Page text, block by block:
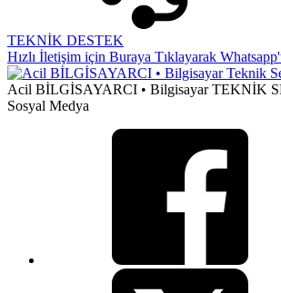
TEKNİK DESTEK
Hızlı İletişim için Buraya Tıklayarak
Acil BİLGİSAYARCI • Bilgisayar TEKNİK
Sosyal Medya